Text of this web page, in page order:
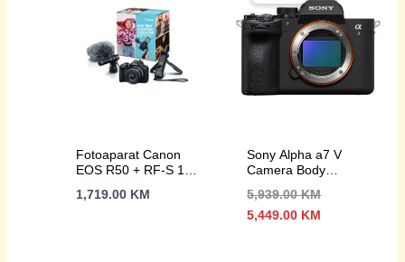
Fotoaparat Canon
EOS R50 + RF-S 18-
Kit
1,719.00 KM
Sony Alpha a7 V
Camera Body
5,939.00KM
Izvorna
cijena
5,449.00 KM